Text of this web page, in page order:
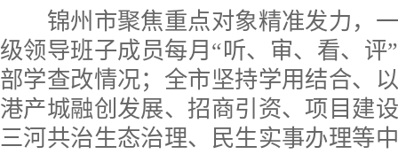
锦州市聚焦重点对象精准发力，一
级领导班子成员每月“听、审、看、评
部学查改情况；全市坚持学用结合、
港产城融创发展、招商引资、项目建
三河共治生态治理、民生实事办理等